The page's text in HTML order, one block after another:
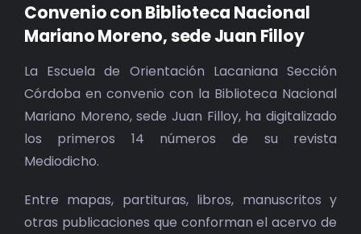
Convenio con Biblioteca Nacional
Mariano Moreno, sede Juan Filloy
La Escuela de Orientación Lacaniana Sección
Córdoba en convenio con la Biblioteca Nacional
Mariano Moreno, sede Juan Filloy, ha digitalizado
los primeros 14 números de su revista
Mediodicho.
Entre mapas, partituras, libros, manuscritos y
otras publicaciones que conforman el acervo de